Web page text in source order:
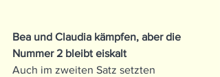
Bea und Claudia kämpfen, aber die
Nummer 2 bleibt eiskalt
Auch im zweiten Satz setzten